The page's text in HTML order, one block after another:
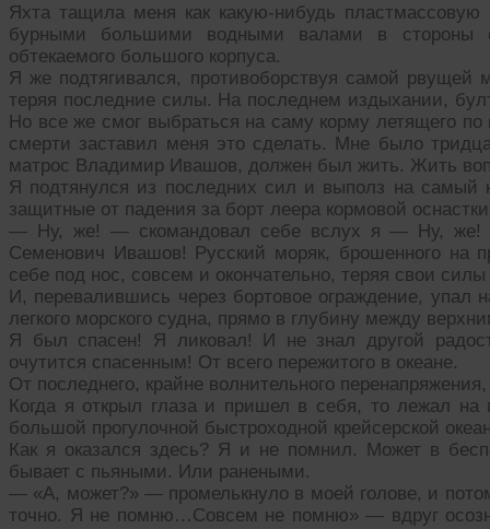
Яхта тащила меня как какую-нибудь
бурными большими водными валами в стороны
обтекаемого большого корпуса.
Я же подтягивался, противоборствуя самой рвущей
теряя последние силы. На последнем издыхании,
Но все же смог выбраться на саму корму летящего
смерти заставил меня это сделать. Мне было
матрос Владимир Ивашов, должен был жить. Жить
Я подтянулся из последних сил и выполз на самый
защитные от падения за борт леера кормовой
— Ну, же! — скомандовал себе вслух я — Ну, же!
Семенович Ивашов! Русский моряк, брошенного на
себе под нос, совсем и окончательно, теряя свои
И, перевалившись через бортовое ограждение, упал
легкого морского судна, прямо в глубину между
Я был спасен! Я ликовал! И не знал другой
очутится спасенным! От всего пережитого в океане.
От последнего, крайне волнительного
Когда я открыл глаза и пришел в себя, то лежал на
большой прогулочной быстроходной крейсерской
Как я оказался здесь? Я и не помнил. Может в
бывает с пьяными. Или ранеными.
— «А, может?» — промелькнуло в моей голове, и
точно. Я не помню…Совсем не помню» — вдруг